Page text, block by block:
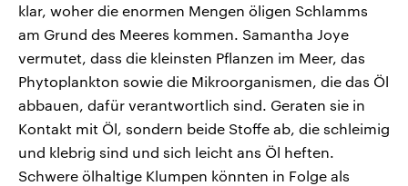
klar, woher die enormen Mengen öligen Schlamms
am Grund des Meeres kommen. Samantha Joye
vermutet, dass die kleinsten Pflanzen im Meer, das
Phytoplankton sowie die Mikroorganismen, die das Öl
abbauen, dafür verantwortlich sind. Geraten sie in
Kontakt mit Öl, sondern beide Stoffe ab, die schleimig
und klebrig sind und sich leicht ans Öl heften.
Schwere ölhaltige Klumpen könnten in Folge als